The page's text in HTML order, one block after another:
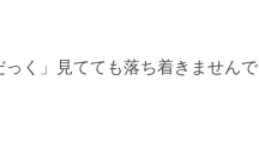
く」見てても落ち着きませんで